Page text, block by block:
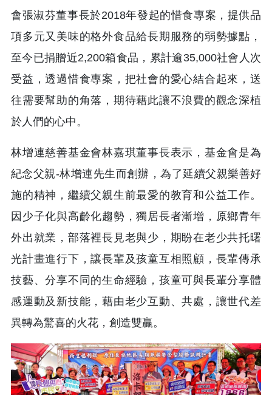
會張淑芬董事長於2018年發起的惜食專案，提供品
項多元又美味的格外食品給長期服務的弱勢據點，
至今已捐贈近2,200箱食品，累計逾35,000社會人次
受益，透過惜食專案，把社會的愛心結合起來，送
往需要幫助的角落，期待藉此讓不浪費的觀念深植
於人們的心中。
林增連慈善基金會林嘉琪董事長表示，基金會是為
紀念父親-林增連先生而創辦，為了延續父親樂善好
施的精神，繼續父親生前最愛的教育和公益工作。
因少子化與高齡化趨勢，獨居長者漸增，原鄉青年
外出就業，部落裡長見老與少，期盼在老少共托曙
光計畫進行下，讓長輩及孩童互相照顧，長輩傳承
技藝、分享不同的生命經驗，孩童可與長輩分享體
感運動及新技能，藉由老少互動、共處，讓世代差
異轉為驚喜的火花，創造雙贏。